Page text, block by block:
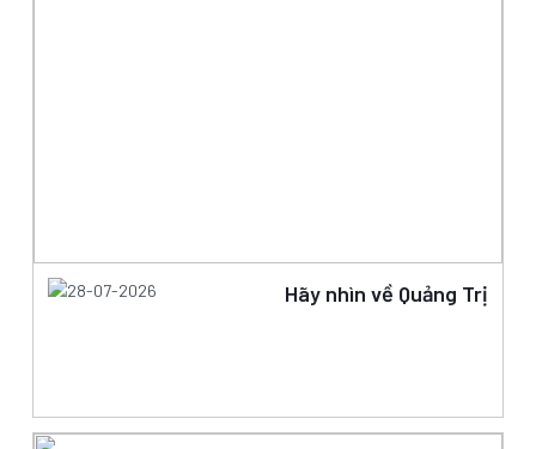
Hãy nhìn về Quảng Trị
28-07-2026